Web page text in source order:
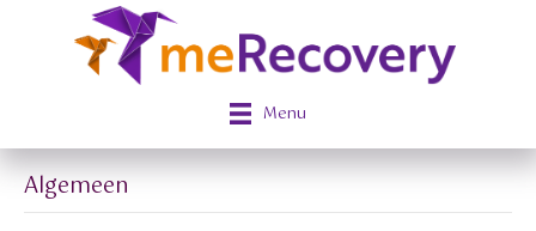
Menu
Algemeen